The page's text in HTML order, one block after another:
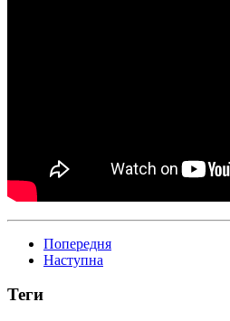
Попередня
Наступна
Теги